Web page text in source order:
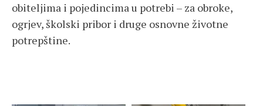
obiteljima i pojedincima u potrebi – za obroke,
ogrjev, školski pribor i druge osnovne životne
potrepštine.